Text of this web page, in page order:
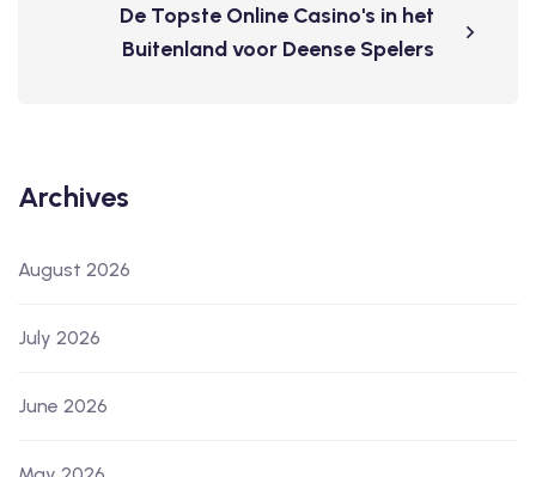
De Topste Online Casino's in het
Buitenland voor Deense Spelers
Archives
August 2026
July 2026
June 2026